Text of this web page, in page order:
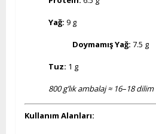
Yağ: 9 g
Doymamış Yağ: 7.5 g
Tuz: 1 g
800 g’lık ambalaj ≈ 16–18 dilim
Kullanım Alanları: